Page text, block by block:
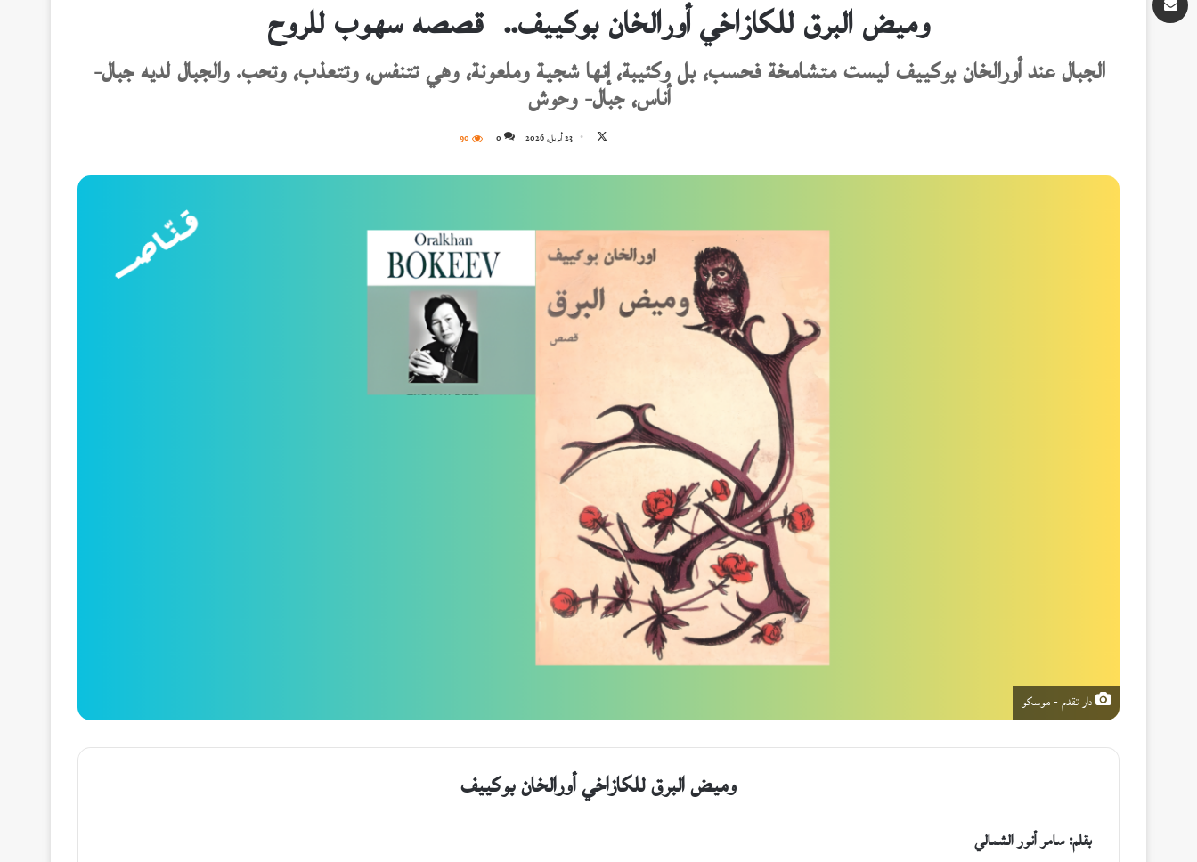
وميض البرق للكازاخي أورالخان بوكييف.. قصصه سهوب للروح
الجبال عند أورالخان بوكييف ليست متشامخة فحسب، بل وكئيبة، إنها شجية وملعونة، وهي تتنفس، وتتعذب، وتحب. والجبال لديه جبال-
أناس، جبال- وحوش
X
23 أبريل، 2026 0
90
دار تقدم - موسكو
وميض البرق للكازاخي أورالخان بوكييف
بقلم: سامر أنور الشمالي